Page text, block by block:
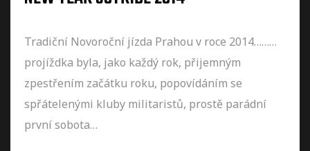
Tradiční Novoroční jízda Prahou v roce 2014………
projíždka byla, jako každý rok, přijemným
zpestřením začátku roku, popovídáním se
spřátelenými kluby militaristů, prostě parádní
první sobota…